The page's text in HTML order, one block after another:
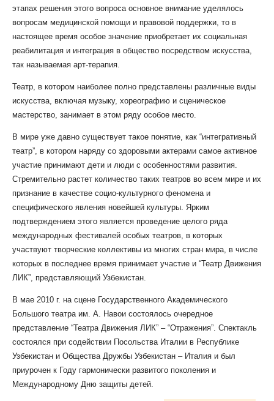
этапах решения этого вопроса основное внимание уделялось
вопросам медицинской помощи и правовой поддержки, то в
настоящее время особое значение приобретает их социальная
реабилитация и интеграция в общество посредством искусства,
так называемая арт-терапия.
Театр, в котором наиболее полно представлены различные виды
искусства, включая музыку, хореографию и сценическое
мастерство, занимает в этом ряду особое место.
В мире уже давно существует такое понятие, как “интегративный
театр”, в котором наряду со здоровыми актерами самое активное
участие принимают дети и люди с особенностями развития.
Стремительно растет количество таких театров во всем мире и их
признание в качестве социо-культурного феномена и
специфического явления новейшей культуры. Ярким
подтверждением этого является проведение целого ряда
международных фестивалей особых театров, в которых
участвуют творческие коллективы из многих стран мира, в числе
которых в последнее время принимает участие и “Театр Движения
ЛИК”, представляющий Узбекистан.
В мае 2010 г. на сцене Государственного Академического
Большого театра им. А. Навои состоялось очередное
представление “Театра Движения ЛИК” – “Отражения”. Спектакль
состоялся при содействии Посольства Италии в Республике
Узбекистан и Общества Дружбы Узбекистан – Италия и был
приурочен к Году гармонически развитого поколения и
Международному Дню защиты детей.